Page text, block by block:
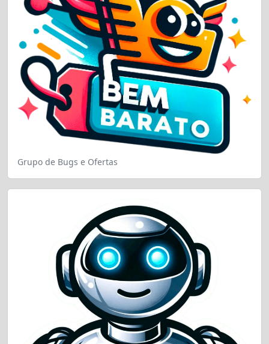
Grupo de Bugs e Ofertas